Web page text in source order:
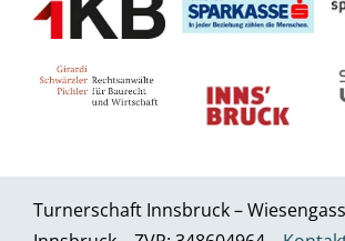
Turnerschaft Innsbruck –